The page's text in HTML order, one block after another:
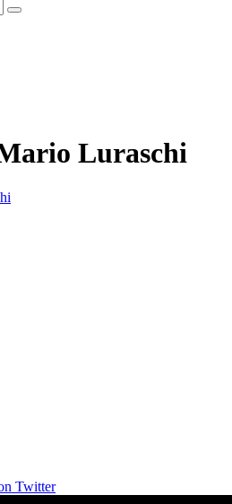
Luraschi
Twitter